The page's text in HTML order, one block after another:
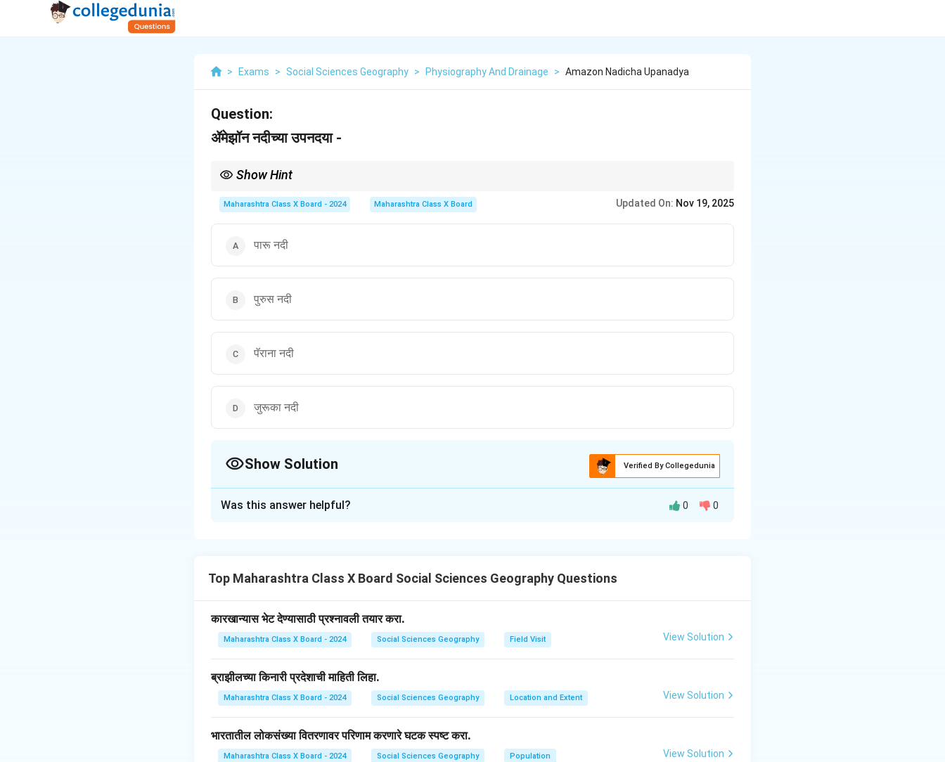
> Exams > Social Sciences Geography > Physiography And Drainage > Amazon Nadicha Upanadya
Question:
ॲमेझॉन नदीच्या उपनदया -
Show Hint
Maharashtra Class X Board - 2024 Maharashtra Class X Board Updated On: Nov 19, 2025
पारू नदी
पुरुस नदी
पॅराना नदी
जुरूका नदी
Show Solution Verified By Collegedunia
Download Solution in PDF
Was this answer helpful? 0 0
Top Maharashtra Class X Board Social Sciences Geography Questions
कारखान्यास भेट देण्यासाठी प्रश्नावली तयार करा.
Maharashtra Class X Board - 2024 Social Sciences Geography Field Visit View Solution
ब्राझीलच्या किनारी प्रदेशाची माहिती लिहा.
Maharashtra Class X Board - 2024 Social Sciences Geography Location and Extent View Solution
भारतातील लोकसंख्या वितरणावर परिणाम करणारे घटक स्पष्ट करा.
Maharashtra Class X Board - 2024 Social Sciences Geography Population View Solution